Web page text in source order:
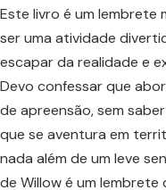
Este livro é um lembrete
ser uma atividade
escapar da realidade e
Devo confessar que
de apreensão, sem
que se aventura em
nada além de um leve
de Willow é um lembrete